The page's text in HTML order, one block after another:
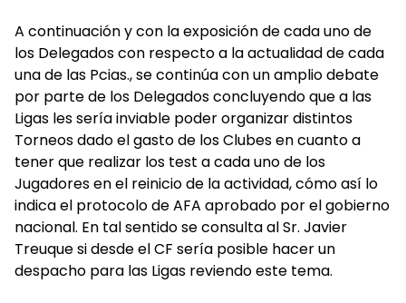
A continuación y con la exposición de cada uno de
los Delegados con respecto a la actualidad de cada
una de las Pcias., se continúa con un amplio debate
por parte de los Delegados concluyendo que a las
Ligas les sería inviable poder organizar distintos
Torneos dado el gasto de los Clubes en cuanto a
tener que realizar los test a cada uno de los
Jugadores en el reinicio de la actividad, cómo así lo
indica el protocolo de AFA aprobado por el gobierno
nacional. En tal sentido se consulta al Sr. Javier
Treuque si desde el CF sería posible hacer un
despacho para las Ligas reviendo este tema.